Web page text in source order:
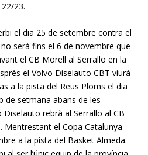
23.
el dia 25 de setembre contra el
serà fins el 6 de novembre que
el CB Morell al Serrallo en la
el Volvo Diselauto CBT viurà
a la pista del Reus Ploms el dia
de setmana abans de les
Diselauto rebrà al Serrallo al CB
Mentrestant el Copa Catalunya
a la pista del Basket Almeda.